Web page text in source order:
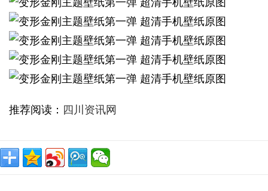
推荐阅读： 四川资讯网